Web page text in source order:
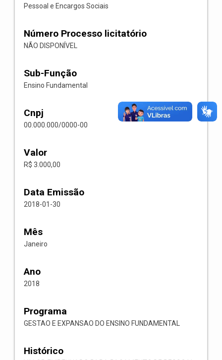
Pessoal e Encargos Sociais
Número Processo licitatório
NÃO DISPONÍVEL
Sub-Função
Ensino Fundamental
Cnpj
00.000.000/0000-00
Valor
R$ 3.000,00
Data Emissão
2018-01-30
Mês
Janeiro
Ano
2018
Programa
GESTAO E EXPANSAO DO ENSINO FUNDAMENTAL
Histórico